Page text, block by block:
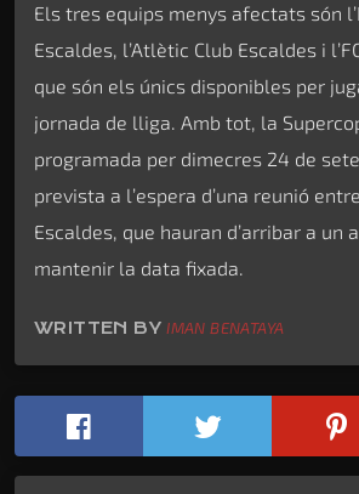
Els tres equips menys afectats són
Escaldes, l’Atlètic Club Escaldes i
que són els únics disponibles per
jornada de lliga. Amb tot, la
programada per dimecres 24 de
prevista a l’espera d’una reunió
Escaldes, que hauran d’arribar a un
mantenir la data fixada.
WRITTEN BYIMAN BENATAYA